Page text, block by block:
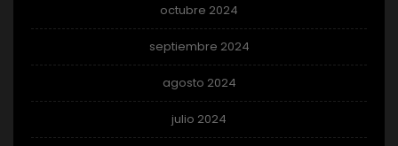
octubre 2024
septiembre 2024
agosto 2024
julio 2024